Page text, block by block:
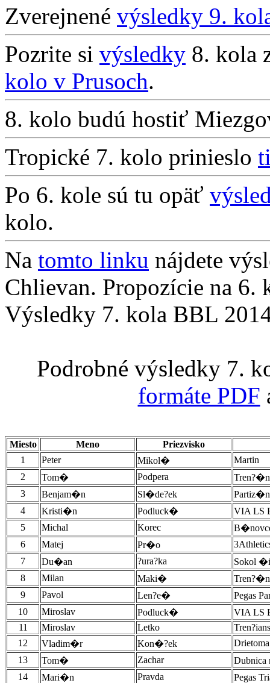
Zverejnené výsledky 9.
Pozrite si výsledky 8. kola
kolo v Prusoch.
8. kolo budú hostiť
Tropické 7. kolo prinieslo
Po 6. kole sú tu opäť
kolo.
Na tomto linku nájdete
Chlievan. Propozície na 6.
Výsledky 7. kola BBL
Podrobné výsledky 7.
formáte PDF
Miesto Meno
Priezvisko
1
Peter Mikol�
Martin
2
Tom� Podpera
Tren?�n
3
Benjam�n Sl�de?ek
4
Kristi�n Podluck�
VIA LS
5
Michal Korec
6
Matej Pr�o
7
Du�an ?ura?ka
Sokol
8
Milan Maki�
Tren?�n
9
Pavol Len?e�
Pegas
10
Miroslav Podluck�
VIA LS
11
Miroslav Letko
12
Vladim�r Kon�?ek
Drietoma
13
Tom� Zachar
14
Mari�n Pravda
Pegas